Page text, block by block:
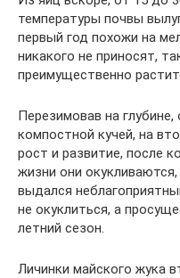
температуры почвы
первый год похожи на
никакого не приносят,
преимущественно
Перезимовав на
компостной кучей, на
рост и развитие, после
жизни они
выдался
не окуклиться, а
летний сезон.
Личинки майского жука